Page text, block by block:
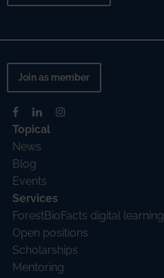
Join as member
Topical
News
Blog
Events
Services
ForestBioFacts digital
Open positions
Scholarships
Mentoring